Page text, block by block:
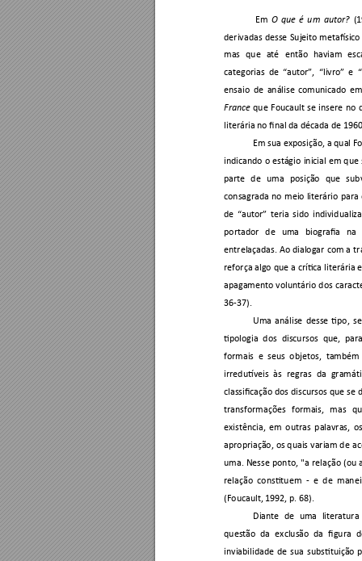
Em O que é um autor?
derivadas desse Sujeito metafísico
mas que até então haviam
categorias de “autor”, “livro” e
ensaio de análise comunicado
France que Foucault se insere no
literária no final da década de
Em sua exposição, a qual
indicando o estágio inicial em que
parte de uma posição que
consagrada no meio literário para
de “autor” teria sido individ
portador
de uma biografia
na
entrelaçadas. Ao dialogar com a t
reforça algo que a crítica literária
apagamento voluntário dos
36-37).
Uma análise desse tipo,
tipologia dos discursos que,
formais e seus objetos,
também
irredutíveis às regras da gramát
classificação dos discursos que se
transformações formais, mas
existência, em outras palavras,
apropriação, os quais variam de
uma. Nesse ponto, "a relação (ou
relação constituem - e de
(Foucault, 1992, p. 68).
Diante de uma literatura
questão da exclusão da figura
inviabilidade de sua substituição p